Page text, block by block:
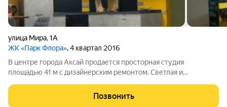
улица Мира,1А
ЖК «Парк Флора», 4 квартал 2016
В центре города Аксай продается просторная студия
площадью 41 м с дизайнерским ремонтом. Светлая и
квартире совмещенный санузел, гардероб. Большие окна
выходят на две стороны дома восток-юг.
Позвонить